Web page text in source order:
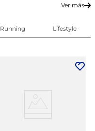
Ver más
Running Lifestyle